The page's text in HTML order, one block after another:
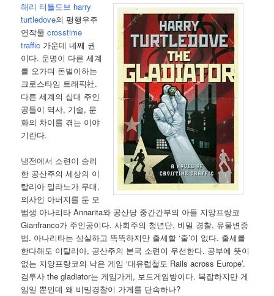
해리 터틀도브 harry
turtledove의 평행우주
연작물crosstime
traffic 가운데 네째 권
이다. 운명이 다른 세계
를 오가며 돈벌이하는
크로스타임 트래픽社.
다른 세계의 십대 주인
공들이 역사, 기술, 문
화의 차이를 겪는 이야
기란다.
냉전에서 소련이 승리
한 공산주의 세상의 이
탈리아 밀라노가 무대.
의사인 아버지를 둔 모
범생 아나리타 Annarita와 공산당 중간간부의 아들 지앙프랑코
Gianfranco가 주인공이다. 사회주의 청년단, 비밀 경찰, 유물변증
법. 아나리타는 성실하고 똑똑하지만 출세할 ‘줄’이 없다. 출세를
한다해도 이탈리아, 공산주의 본국 소련이 우선한다. 공부에 뜻이
없는 지앙프랑코의 낙은 게임 ‘대유럽철도 Rails across Europe’.
검투사 the gladiator는 게임가게, 보드게임방이다. 복잡하지만 게
임일 뿐인데 왜 비밀경찰이 가게를 단속하나?